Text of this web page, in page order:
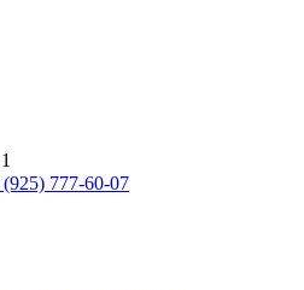
777-60-07